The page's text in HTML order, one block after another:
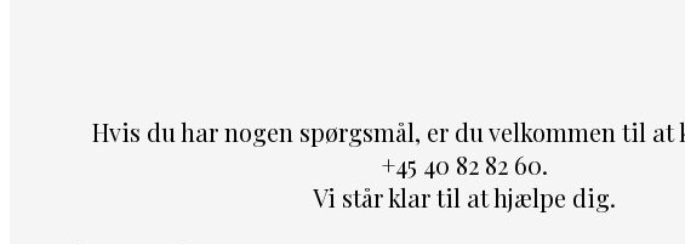
Hvis du har nogen spørgsmål, er du velkommen til at
+45 40 82 82 60.
Vi står klar til at hjælpe dig.